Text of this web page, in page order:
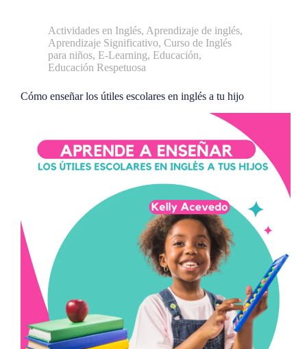
Actividades en Inglés, Aprendizaje de inglés,
Aprendizaje Significativo, Curso de Inglés
para niños, E-Learning, Educación,
Educación Respetuosa
Cómo enseñar los útiles escolares en inglés a tu hijo